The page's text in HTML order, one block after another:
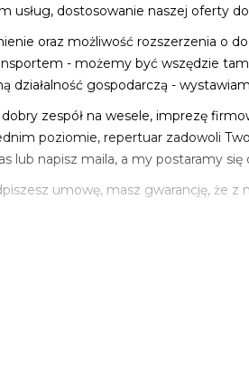
usług, dostosowanie naszej oferty
oraz możliwość rozszerzenia o
- możemy być wszędzie
działalność gospodarczą -
zespół na wesele, imprezę
poziomie, repertuar zadowoli
lub napisz maila, a my postaramy
umowę, masz gwarancję, że